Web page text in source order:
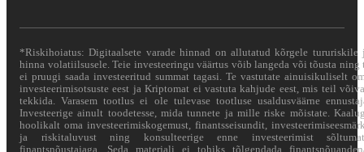
*Riskihoiatus: Digitaalsete varade hinnad on allutatud kõrgele tururiskile
hinna volatiilsusele. Teie investeeringu väärtus võib langeda või tõusta ning
ei pruugi saada investeeritud summat tagasi. Te vastutate ainuisikuliselt
investeerimisotsuste eest ja Kriptomat ei vastuta kahjude eest, mis teil
tekkida. Varasem tootlus ei ole tulevase tootluse usaldusväärne
Investeerige ainult toodetesse, mida tunnete ja mille riske mõistate.
hoolikalt oma investeerimiskogemust, finantsseisundit,
ja riskitaluvust ning konsulteerige enne investeerimist
finantsnõustajaga. Seda materjali ei tohiks tõlgendada